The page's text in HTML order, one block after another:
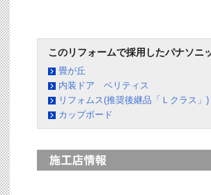
このリフォームで採用したパナソニ
畳が丘
内装ドア ベリティス
リフォムス(推奨後継品「Ｌクラス」)
カップボード